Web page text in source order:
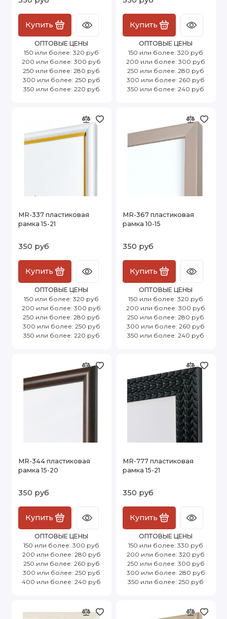
Купить
ОПТОВЫЕ ЦЕНЫ
150 или более: 320 руб
200 или более: 300 руб
250 или более: 280 руб
300 или более: 250 руб
350 или более: 220 руб
Купить
ОПТОВЫЕ ЦЕНЫ
150 или более: 320 руб
200 или более: 300 руб
250 или более: 280 руб
300 или более: 260 руб
350 или более: 240 руб
MR-337 пластиковая
рамка 15-21
350 руб
Купить
ОПТОВЫЕ ЦЕНЫ
150 или более: 320 руб
200 или более: 300 руб
250 или более: 280 руб
300 или более: 250 руб
350 или более: 220 руб
MR-367 пластиковая
рамка 10-15
350 руб
Купить
ОПТОВЫЕ ЦЕНЫ
150 или более: 320 руб
200 или более: 300 руб
250 или более: 280 руб
300 или более: 260 руб
350 или более: 240 руб
MR-344 пластиковая
рамка 15-20
350 руб
Купить
ОПТОВЫЕ ЦЕНЫ
150 или более: 300 руб
200 или более: 280 руб
250 или более: 260 руб
300 или более: 250 руб
400 или более: 240 руб
MR-777 пластиковая
рамка 15-21
350 руб
Купить
ОПТОВЫЕ ЦЕНЫ
150 или более: 330 руб
200 или более: 320 руб
250 или более: 300 руб
300 или более: 280 руб
350 или более: 250 руб